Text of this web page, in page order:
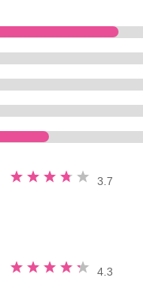
3.7
Hodnotené
3.7
4.3
Hodnotené
4.3